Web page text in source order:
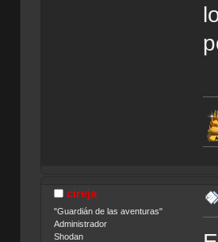
cireja
"Guardián de las aventuras"
Administrador
Shodan